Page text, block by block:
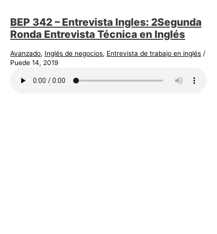
BEP 342 – Entrevista Ingles: 2Segunda
Ronda Entrevista Técnica en Inglés
Avanzado, Inglés de negocios, Entrevista de trabajo en inglés /
Puede 14, 2019